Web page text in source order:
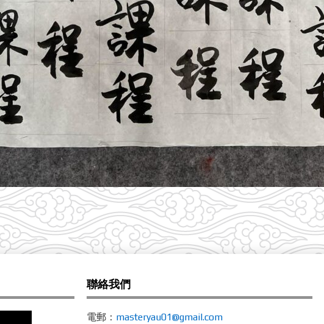
聯絡我們
電郵： masteryau01@gmail.com